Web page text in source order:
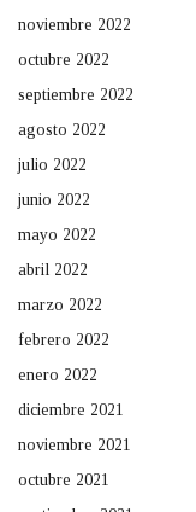
noviembre 2022
octubre 2022
septiembre 2022
agosto 2022
julio 2022
junio 2022
mayo 2022
abril 2022
marzo 2022
febrero 2022
enero 2022
diciembre 2021
noviembre 2021
octubre 2021